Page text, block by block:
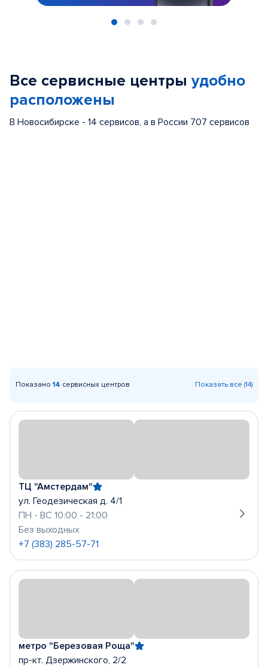
Все сервисные центры удобно
расположены
В Новосибирске - 14 сервисов, а в России 707 сервисов
Показано 14 сервисных центров Показать все (14)
ТЦ "Амстердам"
ул. Геодезическая д. 4/1
ПН - ВС 10:00 - 21:00
Без выходных
+7 (383) 285-57-71
метро "Березовая Роща"
пр-кт. Дзержинского, 2/2